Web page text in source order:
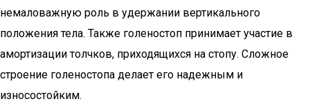
немаловажную роль в удержании вертикального
положения тела. Также голеностоп принимает участие в
амортизации толчков, приходящихся на стопу. Сложное
строение голеностопа делает его надежным и
износостойким.